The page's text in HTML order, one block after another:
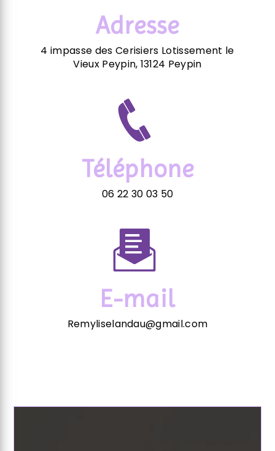
Adresse
4 impasse des Cerisiers Lotissement le
Vieux Peypin, 13124 Peypin
Téléphone
06 22 30 03 50
E-mail
Remyliselandau@gmail.com